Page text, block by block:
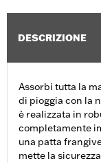
DESCRIZIONE
Assorbi tutta la
di pioggia con la
è realizzata in
completamente
una patta
mette la